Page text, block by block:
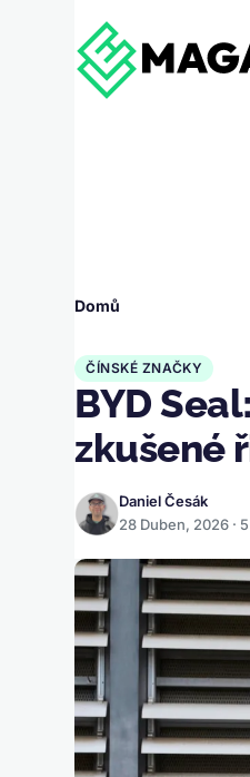
navigace
Domů
ČÍNSKÉ ZNAČKY
BYD
zkušené
Daniel Česák
28 Duben, 2026 ·